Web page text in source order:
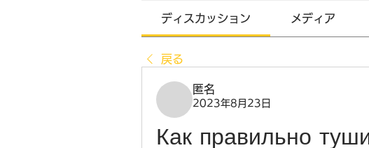
ディスカッション メディア
戻る
匿名
2023年8月23日
Как правильно